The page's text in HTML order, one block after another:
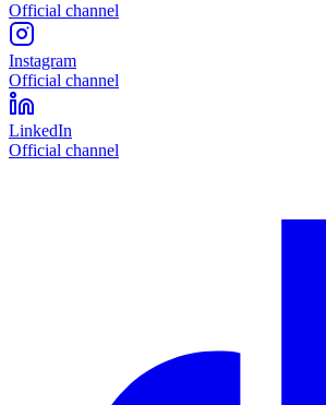
Official channel
Instagram
Official channel
LinkedIn
Official channel